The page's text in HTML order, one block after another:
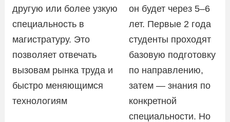
другую или более узкую
специальность в
магистратуру. Это
позволяет отвечать
вызовам рынка труда и
быстро меняющимся
технологиям
он будет через 5–6
лет. Первые 2 года
студенты проходят
базовую подготовку
по направлению,
затем — знания по
конкретной
специальности. Но